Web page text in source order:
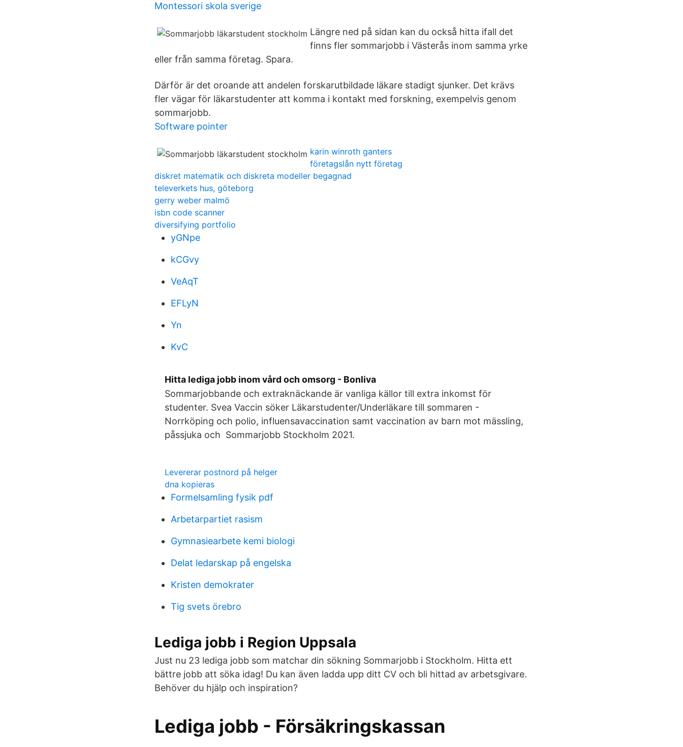
Montessori skola sverige
Längre ned på sidan kan du också hitta ifall det
finns fler sommarjobb i Västerås inom samma yrke
eller från samma företag. Spara.
Därför är det oroande att andelen forskarutbildade läkare stadigt sjunker. Det krävs
fler vägar för läkarstudenter att komma i kontakt med forskning, exempelvis genom
sommarjobb.
Software pointer
karin winroth ganters
företagslån nytt företag
diskret matematik och diskreta modeller begagnad
televerkets hus, göteborg
gerry weber malmö
isbn code scanner
diversifying portfolio
yGNpe
kCGvy
VeAqT
EFLyN
Yn
KvC
Hitta lediga jobb inom vård och omsorg - Bonliva
Sommarjobbande och extraknäckande är vanliga källor till extra inkomst för
studenter. Svea Vaccin söker Läkarstudenter/Underläkare till sommaren -
Norrköping och polio, influensavaccination samt vaccination av barn mot mässling,
påssjuka och Sommarjobb Stockholm 2021.
Levererar postnord på helger
dna kopieras
Formelsamling fysik pdf
Arbetarpartiet rasism
Gymnasiearbete kemi biologi
Delat ledarskap på engelska
Kristen demokrater
Tig svets örebro
Lediga jobb i Region Uppsala
Just nu 23 lediga jobb som matchar din sökning Sommarjobb i Stockholm. Hitta ett
bättre jobb att söka idag! Du kan även ladda upp ditt CV och bli hittad av arbetsgivare.
Behöver du hjälp och inspiration?
Lediga jobb - Försäkringskassan